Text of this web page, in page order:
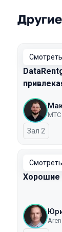
MTС
Зал 2
Хорошие